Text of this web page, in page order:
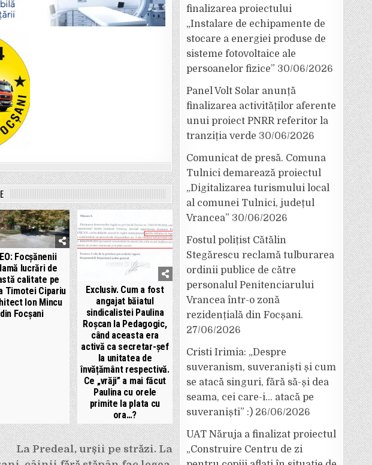
Focșănenii
lucrări de
calitate pe
Timotei Cipariu
Ion Mincu
din Focșani
Exclusiv. Cum a fost
angajat băiatul
sindicalistei Paulina
Roșcan la Pedagogic,
când aceasta era
activă ca secretar-șef
la unitatea de
învățământ respectivă.
Ce „vrăji” a mai făcut
Paulina cu orele
primite la plata cu
ora…?
La Predeal, urșii pe străzi. La
finalizarea proiectului
„Instalare de echipamente de
stocare a energiei produse de
sisteme fotovoltaice ale
persoanelor fizice” 30/06/2026
Panel Volt Solar anunță
finalizarea activităților aferente
unui proiect PNRR referitor la
tranziția verde 30/06/2026
Comunicat de presă. Comuna
Tulnici demarează proiectul
„Digitalizarea turismului local
al comunei Tulnici, județul
Vrancea” 30/06/2026
Fostul polițist Cătălin
Stegărescu reclamă tulburarea
ordinii publice de către
personalul Penitenciarului
Vrancea într-o zonă
rezidențială din Focșani.
27/06/2026
Cristi Irimia: „Despre
suveranism, suveraniști și cum
se atacă singuri, fără să-și dea
seama, cei care-i… atacă pe
suveraniști” :) 26/06/2026
UAT Năruja a finalizat proiectul
„Construire Centru de zi